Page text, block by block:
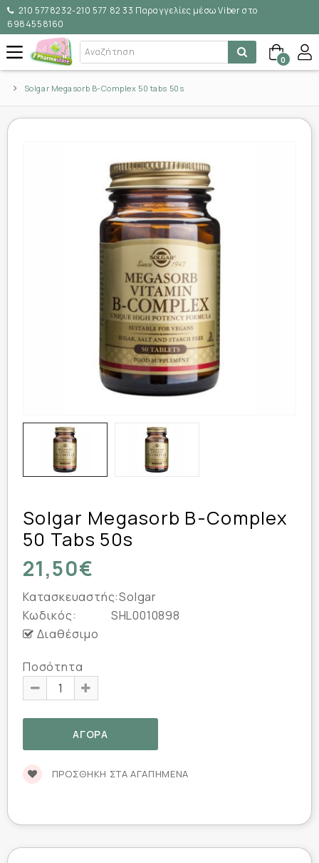
210 5778232-210 577 82 33 Παραγγελίες μέσω Viber στο
6984558160
0
Solgar Megasorb B-Complex 50 tabs 50s
Solgar Megasorb B-Complex
50 Tabs 50s
21,50€
Κατασκευαστής:Solgar
Κωδικός:
SHL0010898
Διαθέσιμο
Ποσότητα
ΠΡΟΣΘΉΚΗ ΣΤΑ ΑΓΑΠΗΜΈΝΑ